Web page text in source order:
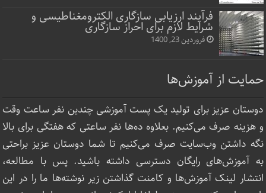
فرآیند ارزیابی سازگاری الکترومغناطیسی و
شرایط لازم برای احراز سازگاری
فروردین 23, 1400
حمایت از آموزش‌ها
دوستان عزیز برای تولید یک پست آموزشی چندین نفر ساعت‌ وقت
و هزینه صرف می‌کنیم. بعلاوه ده‌ها نفر ساعتی که هفتگی برای بالا
نگه داشتن وب‌سایت صرف ‌می‌کنیم تا شما دوستان عزیز براحتی
به آموزش‌های رایگان دسترسی داشته باشید. پس با مطالعه،
انتشار لینک‌ آموزش‌ها و کامنت گذاشتن زیر نوشته‌‌ها ما را در این